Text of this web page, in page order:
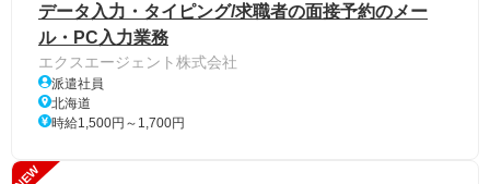
データ入力・タイピング/求職者の面接予約のメー
ル・PC入力業務
エクスエージェント株式会社
派遣社員
北海道
時給1,500円～1,700円
NEW